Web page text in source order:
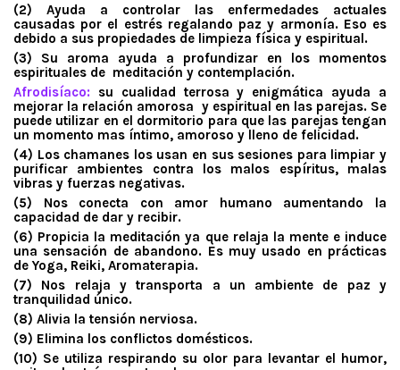
(2) Ayuda a controlar las enfermedades actuales
causadas por el estrés regalando paz y armonía. Eso es
debido a sus propiedades de limpieza física y espiritual.
(3) Su aroma ayuda a profundizar en los momentos
espirituales de meditación y contemplación.
Afrodisíaco: su cualidad terrosa y enigmática ayuda a
mejorar la relación amorosa y espiritual en las parejas. Se
puede utilizar en el dormitorio para que las parejas tengan
un momento mas íntimo, amoroso y lleno de felicidad.
(4) Los chamanes los usan en sus sesiones para limpiar y
purificar ambientes contra los malos espíritus, malas
vibras y fuerzas negativas.
(5) Nos conecta con amor humano aumentando la
capacidad de dar y recibir.
(6) Propicia la meditación ya que relaja la mente e induce
una sensación de abandono. Es muy usado en prácticas
de Yoga, Reiki, Aromaterapia.
(7) Nos relaja y transporta a un ambiente de paz y
tranquilidad único.
(8) Alivia la tensión nerviosa.
(9) Elimina los conflictos domésticos.
(10) Se utiliza respirando su olor para levantar el humor,